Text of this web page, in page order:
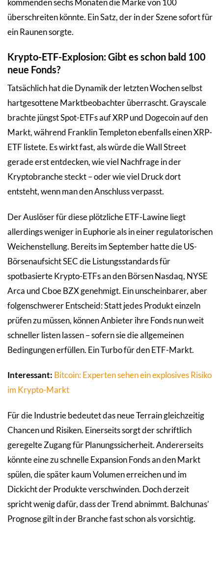
kommenden sechs Monaten die Marke von 100
überschreiten könnte. Ein Satz, der in der Szene sofort für
ein Raunen sorgte.
Krypto-ETF-Explosion: Gibt es schon bald 100
neue Fonds?
Tatsächlich hat die Dynamik der letzten Wochen selbst
hartgesottene Marktbeobachter überrascht. Grayscale
brachte jüngst Spot-ETFs auf XRP und Dogecoin auf den
Markt, während Franklin Templeton ebenfalls einen XRP-
ETF listete. Es wirkt fast, als würde die Wall Street
gerade erst entdecken, wie viel Nachfrage in der
Kryptobranche steckt – oder wie viel Druck dort
entsteht, wenn man den Anschluss verpasst.
Der Auslöser für diese plötzliche ETF-Lawine liegt
allerdings weniger in Euphorie als in einer regulatorischen
Weichenstellung. Bereits im September hatte die US-
Börsenaufsicht SEC die Listungsstandards für
spotbasierte Krypto-ETFs an den Börsen Nasdaq, NYSE
Arca und Cboe BZX genehmigt. Ein unscheinbarer, aber
folgenschwerer Entscheid: Statt jedes Produkt einzeln
prüfen zu müssen, können Anbieter ihre Fonds nun weit
schneller listen lassen – sofern sie die allgemeinen
Bedingungen erfüllen. Ein Turbo für den ETF-Markt.
Interessant: Bitcoin: Experten sehen ein explosives Risiko
im Krypto-Markt
Für die Industrie bedeutet das neue Terrain gleichzeitig
Chancen und Risiken. Einerseits sorgt der schriftlich
geregelte Zugang für Planungssicherheit. Andererseits
könnte eine zu schnelle Expansion Fonds an den Markt
spülen, die später kaum Volumen erreichen und im
Dickicht der Produkte verschwinden. Doch derzeit
spricht wenig dafür, dass der Trend abnimmt. Balchunas’
Prognose gilt in der Branche fast schon als vorsichtig.